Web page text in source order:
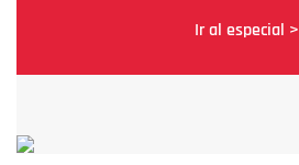
Ir al especial >